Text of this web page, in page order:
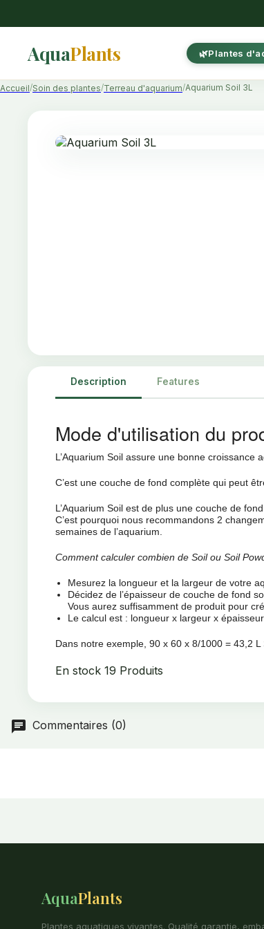
AquaPlants Plantes
Accueil Soin des plantes Terreau d'aquarium Aquarium Soil 3L
Description Features
Mode d'utilisation du
L’Aquarium Soil assure une bonne croissance
C’est une couche de fond complète qui peut
L’Aquarium Soil est de plus une couche de
C’est pourquoi nous recommandons 2
semaines de l’aquarium.
Comment calculer combien de Soil ou Soil
Mesurez la longueur et la largeur de votre
Décidez de l’épaisseur de couche de fond
Vous aurez suffisamment de produit pour
Le calcul est : longueur x largeur x
Dans notre exemple, 90 x 60 x 8/1000 = 43,2 L
En stock 19 Produits
Commentaires (0)
AquaPlants
Plantes aquatiques vivantes. Qualité garantie,